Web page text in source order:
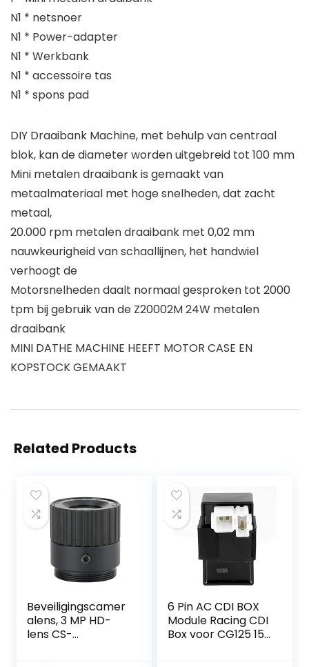
N1 * netsnoer
N1 * Power-adapter
N1 * Werkbank
N1 * accessoire tas
N1 * spons pad
DIY Draaibank Machine, met behulp van centraal
blok, kan de diameter worden uitgebreid tot 100 mm
Mini metalen draaibank is gemaakt van
metaalmateriaal met hoge snelheden, dat zacht
metaal,
20.000 rpm metalen draaibank met 0,02 mm
nauwkeurigheid van schaallijnen, het handwiel
verhoogt de
Motorsnelheden daalt normaal gesproken tot 2000
tpm bij gebruik van de Z20002M 24W metalen
draaibank
MINI DATHE MACHINE HEEFT MOTOR CASE EN
KOPSTOCK GEMAAKT
Related Products
Beveiligingscamer
alens, 3 MP HD-
lens CS-
6 Pin AC CDI BOX
Module Racing CDI
Box voor CG125 150